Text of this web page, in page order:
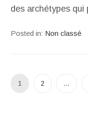
des archétypes
Posted in: Non classé
1 2 …